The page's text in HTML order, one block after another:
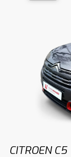
CITROEN C5